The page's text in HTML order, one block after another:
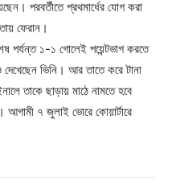
পরবর্তীতে প্রথমার্ধের যোগ করা
ফেরান।
পর্যন্ত ১-১ গোলেই পয়েন্টভাগ করতে
ভিনি। আর তাতে করে টানা
তাকে ছাড়ায় মাঠে নামতে হবে
আগামী ৭ জুলাই ভোরে কোয়ার্টারে